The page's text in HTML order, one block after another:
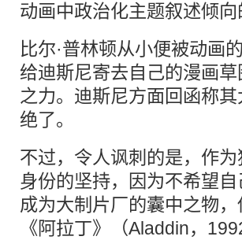
动画中政治化主题叙述倾向
比尔·普林顿从小便被动画
给迪斯尼寄去自己的漫画
之力。迪斯尼方面回函称
绝了。
不过，令人讽刺的是，作
身份的坚持，因为不希望
成为大制片厂的囊中之物
《阿拉丁》（Aladdin，